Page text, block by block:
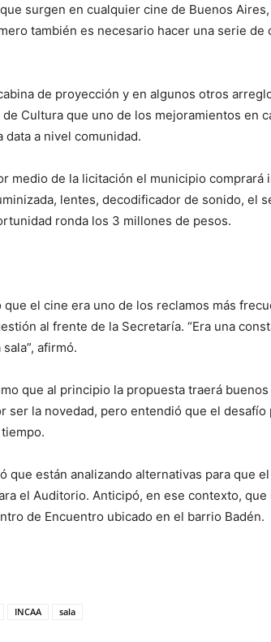
surgen en cualquier cine de Buenos
también es necesario hacer una serie de
de proyección y en algunos otros
Cultura que uno de los mejoramientos en
data a nivel comunidad.
medio de la licitación el municipio comprará
lentes, decodificador de sonido, el
ronda los 3 millones de pesos.
el cine era uno de los reclamos más
al frente de la Secretaría. “Era una
afirmó.
que al principio la propuesta traerá
ser la novedad, pero entendió que el
que están analizando alternativas para que
el Auditorio. Anticipó, en ese contexto,
de Encuentro ubicado en el barrio Badén.
INCAA sala